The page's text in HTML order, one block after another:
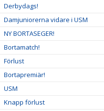
Derbydags!
Damjuniorerna vidare i USM
NY BORTASEGER!
Bortamatch!
Förlust
Bortapremiär!
USM
Knapp förlust